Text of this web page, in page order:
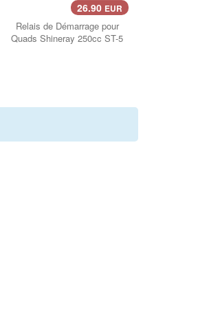
26.90 EUR
Relais de Démarrage pour
Quads Shineray 250cc ST-5